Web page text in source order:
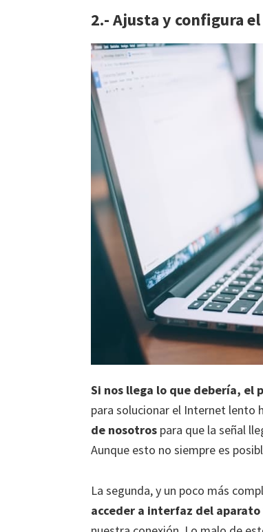
2.- Ajusta y configura
Si nos llega lo que debería,
para solucionar el Internet lento
de nosotros para que la señal
Aunque esto no siempre es
La segunda, y un poco más
acceder a interfaz del